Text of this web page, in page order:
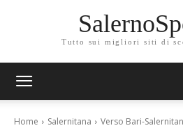
Tutto sui migliori siti di
Home Salernitana Verso Bari-